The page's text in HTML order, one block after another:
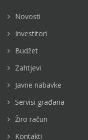
Novosti
Investitori
Budžet
Zahtjevi
Javne nabavke
Servisi građana
Žiro račun
Kontakti